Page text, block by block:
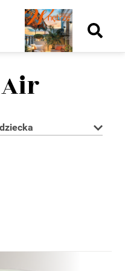
Nowy
numer
kup ten